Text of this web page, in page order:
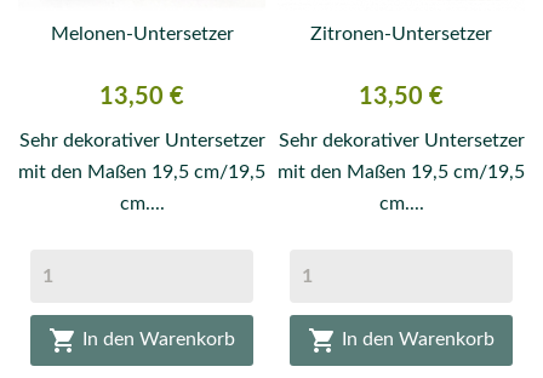
Melonen-Untersetzer
Preis
13,50 €
Sehr dekorativer Untersetzer
mit den Maßen 19,5 cm/19,5
cm....
 In den Warenkorb
Zitronen-Untersetzer
Preis
13,50 €
Sehr dekorativer Untersetzer
mit den Maßen 19,5 cm/19,5
cm....
 In den Warenkorb